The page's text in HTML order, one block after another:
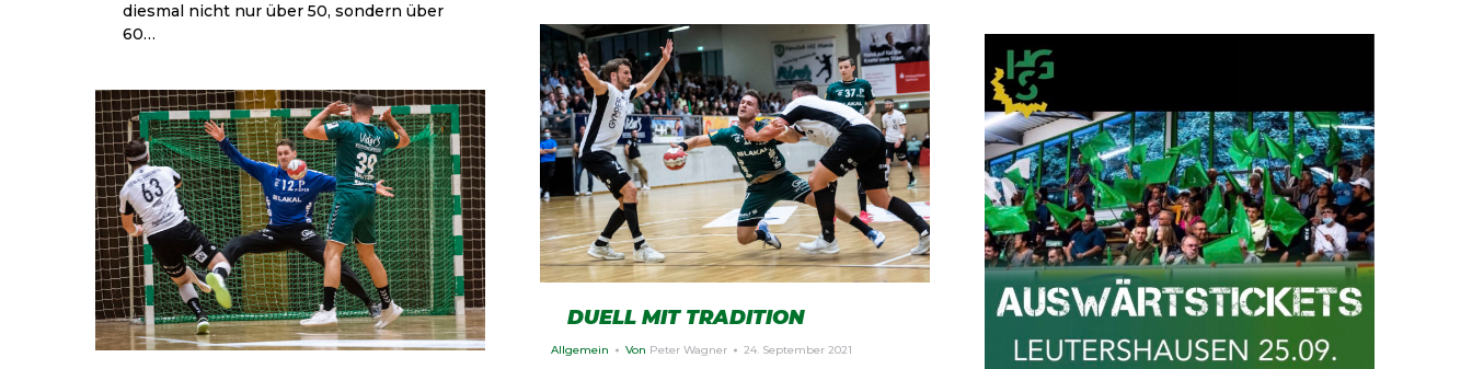
diesmal nicht nur über 50, sondern über
60…
DUELL MIT TRADITION
Allgemein Von Peter Wagner 24. September 2021